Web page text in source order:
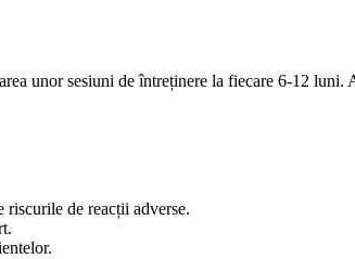
unor sesiuni de întreținere la fiecare 6-12
de reacții adverse.